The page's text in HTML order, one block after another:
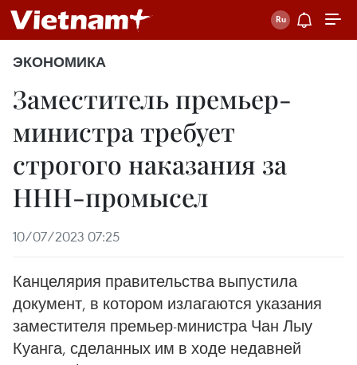
ЭКОНОМИКА
Заместитель премьер-
министра требует
строгого наказания за
ННН-промысел
10/07/2023 07:25
Канцелярия правительства выпустила
документ, в котором излагаются указания
заместителя премьер-министра Чан Лыу
Куанга, сделанных им в ходе недавней